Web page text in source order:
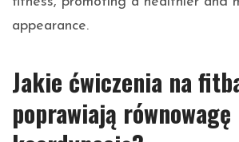
appearance.
Jakie ćwiczenia na
poprawiają równowagę